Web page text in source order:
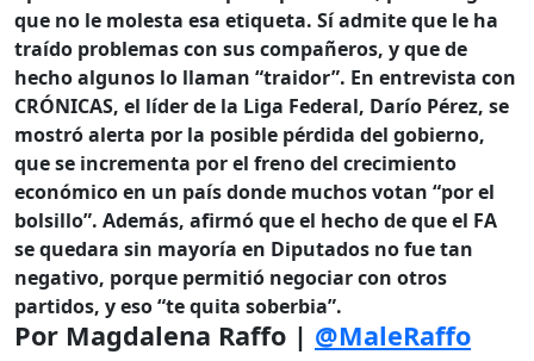
que no le molesta esa etiqueta. Sí admite que le ha
traído problemas con sus compañeros, y que de
hecho algunos lo llaman “traidor”. En entrevista con
CRÓNICAS, el líder de la Liga Federal, Darío Pérez, se
mostró alerta por la posible pérdida del gobierno,
que se incrementa por el freno del crecimiento
económico en un país donde muchos votan “por el
bolsillo”. Además, afirmó que el hecho de que el FA
se quedara sin mayoría en Diputados no fue tan
negativo, porque permitió negociar con otros
partidos, y eso “te quita soberbia”.
Por Magdalena Raffo | @MaleRaffo